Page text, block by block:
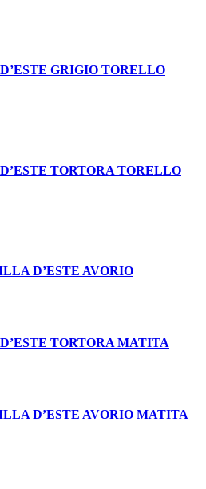
GRIGIO TORELLO
TORTORA TORELLO
D’ESTE AVORIO
TORTORA MATITA
D’ESTE AVORIO MATITA